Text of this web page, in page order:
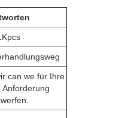
can.we für Ihre
Anforderung